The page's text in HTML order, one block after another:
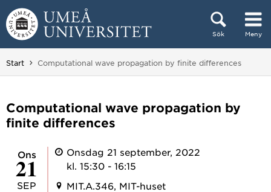
Hoppa direkt till innehållet
Sök Meny
Huvudmenyn dold.
Start Du är här:
Computational wave propagation by finite differences
Computational wave propagation by
finite differences
ons
21
SEP
Onsdag 21 september, 2022
kl. 15:30 - 16:15
MIT.A.346, MIT-huset